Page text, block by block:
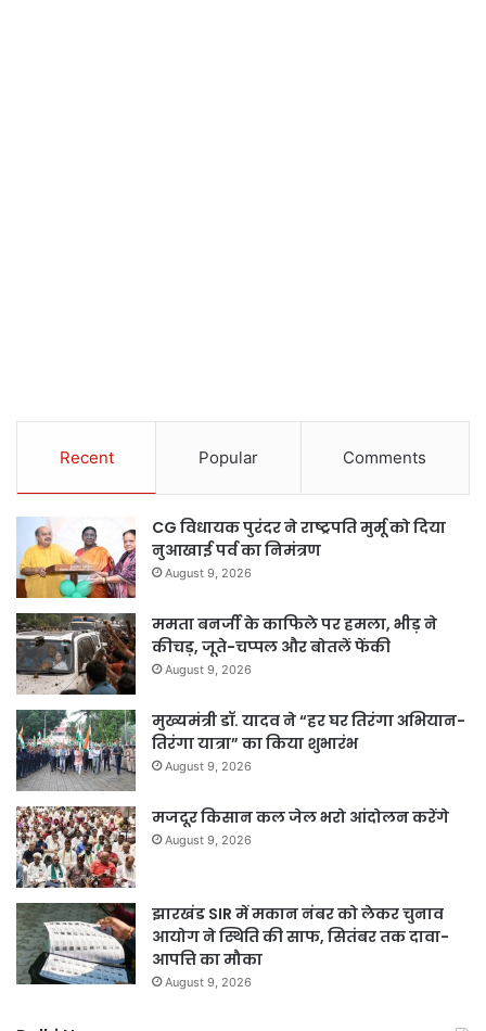
Recent Popular Comments
CG विधायक पुरंदर ने राष्ट्रपति मुर्मू को दिया
नुआखाई पर्व का निमंत्रण
August 9, 2026
ममता बनर्जी के काफिले पर हमला, भीड़ ने
कीचड़, जूते-चप्पल और बोतलें फेंकी
August 9, 2026
मुख्यमंत्री डॉ. यादव ने “हर घर तिरंगा अभियान-
तिरंगा यात्रा” का किया शुभारंभ
August 9, 2026
मजदूर किसान कल जेल भरो आंदोलन करेंगे
August 9, 2026
झारखंड SIR में मकान नंबर को लेकर चुनाव
आयोग ने स्थिति की साफ, सितंबर तक दावा-
आपत्ति का मौका
August 9, 2026